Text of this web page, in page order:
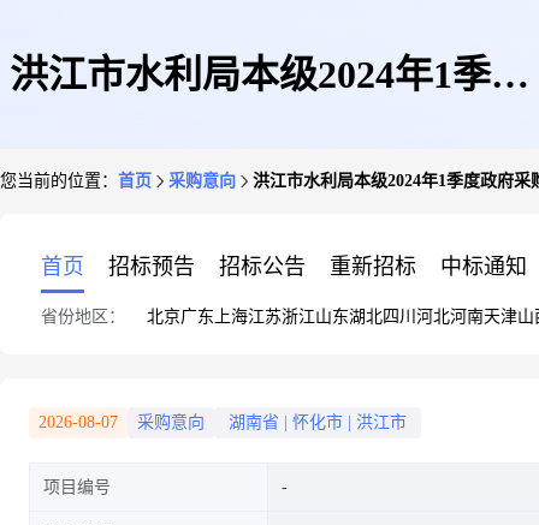
洪江市水利局本级2024年1季度
您当前的位置： 首页 采购意向 洪江市水利局本级2024年1季度政府采
首页 招标预告 招标公告 重新招标 中标通知
省份地区： 北京广东 上海江苏浙江山东湖北四川 河北河南天津山
2026-08-07 采购意向 湖南省 怀化市 洪江市
项目编号